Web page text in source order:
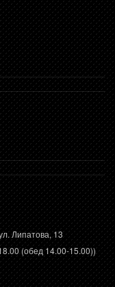
Липатова, 13
(обед 14.00-15.00))